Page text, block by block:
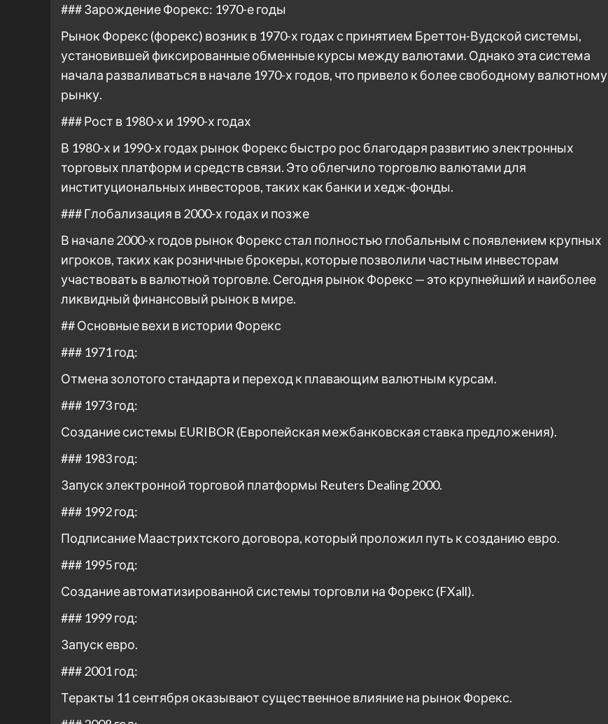
### Зарождение Форекс: 1970-е годы
Рынок Форекс (форекс) возник в 1970-х годах с принятием Бреттон-Вудской системы,
установившей фиксированные обменные курсы между валютами. Однако эта система
начала разваливаться в начале 1970-х годов, что привело к более свободному валютному
рынку.
### Рост в 1980-х и 1990-х годах
В 1980-х и 1990-х годах рынок Форекс быстро рос благодаря развитию электронных
торговых платформ и средств связи. Это облегчило торговлю валютами для
институциональных инвесторов, таких как банки и хедж-фонды.
### Глобализация в 2000-х годах и позже
В начале 2000-х годов рынок Форекс стал полностью глобальным с появлением крупных
игроков, таких как розничные брокеры, которые позволили частным инвесторам
участвовать в валютной торговле. Сегодня рынок Форекс — это крупнейший и наиболее
ликвидный финансовый рынок в мире.
## Основные вехи в истории Форекс
### 1971 год:
Отмена золотого стандарта и переход к плавающим валютным курсам.
### 1973 год:
Создание системы EURIBOR (Европейская межбанковская ставка предложения).
### 1983 год:
Запуск электронной торговой платформы Reuters Dealing 2000.
### 1992 год:
Подписание Маастрихтского договора, который проложил путь к созданию евро.
### 1995 год:
Создание автоматизированной системы торговли на Форекс (FXall).
### 1999 год:
Запуск евро.
### 2001 год:
Теракты 11 сентября оказывают существенное влияние на рынок Форекс.